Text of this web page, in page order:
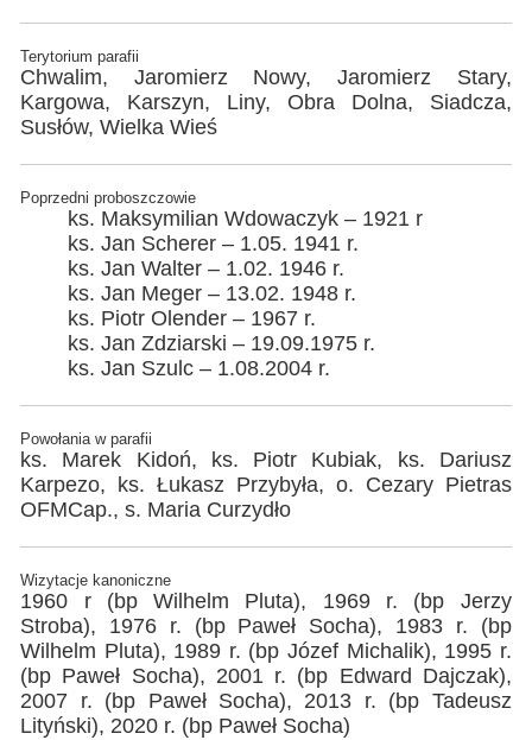
Terytorium parafii
Chwalim, Jaromierz Nowy, Jaromierz Stary,
Kargowa, Karszyn, Liny, Obra Dolna, Siadcza,
Susłów, Wielka Wieś
Poprzedni proboszczowie
ks. Maksymilian Wdowaczyk – 1921 r
ks. Jan Scherer – 1.05. 1941 r.
ks. Jan Walter – 1.02. 1946 r.
ks. Jan Meger – 13.02. 1948 r.
ks. Piotr Olender – 1967 r.
ks. Jan Zdziarski – 19.09.1975 r.
ks. Jan Szulc – 1.08.2004 r.
Powołania w parafii
ks. Marek Kidoń, ks. Piotr Kubiak, ks. Dariusz
Karpezo, ks. Łukasz Przybyła, o. Cezary Pietras
OFMCap., s. Maria Curzydło
Wizytacje kanoniczne
1960 r (bp Wilhelm Pluta), 1969 r. (bp Jerzy
Stroba), 1976 r. (bp Paweł Socha), 1983 r. (bp
Wilhelm Pluta), 1989 r. (bp Józef Michalik), 1995 r.
(bp Paweł Socha), 2001 r. (bp Edward Dajczak),
2007 r. (bp Paweł Socha), 2013 r. (bp Tadeusz
Lityński), 2020 r. (bp Paweł Socha)